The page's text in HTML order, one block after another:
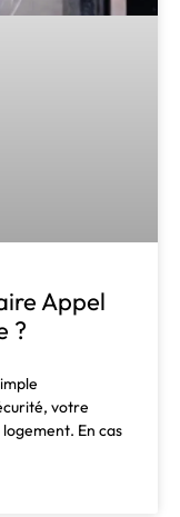
Appel
?
votre
En cas